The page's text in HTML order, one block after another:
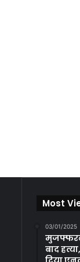
Most
03/01/2025
बाद